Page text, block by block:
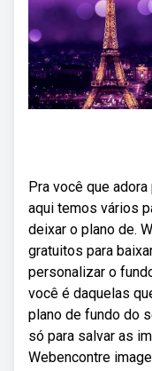
Pra você que
aqui temos vários
deixar o plano de.
gratuitos para
personalizar o
você é daquelas
plano de fundo do
só para salvar as
Webencontre